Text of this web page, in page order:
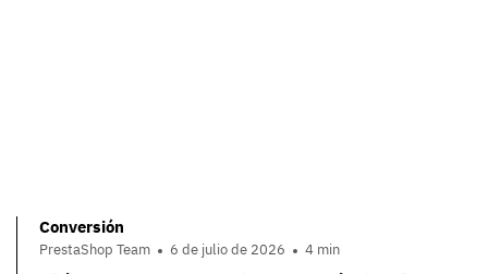
Conversión
PrestaShop Team 6 de julio de 2026 4 min